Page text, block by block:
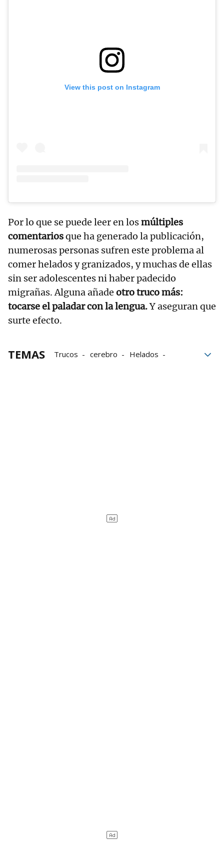
View this post on Instagram
Por lo que se puede leer en losmúltiples
comentariosque ha generado la publicación,
numerosas personas sufren este problema al
comer helados y granizados, y muchas de ellas
sin ser adolescentes ni haber padecido
migrañas. Alguna añade otro truco más:
tocarse el paladar con la lengua.Y aseguran que
surte efecto.
TEMAS Trucos cerebro
Helados